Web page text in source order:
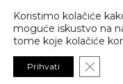
© 2026 All Rights Reserved,
Koristimo kolačiće
moguće iskustvo na
tome koje kolačiće
Prihvati Close